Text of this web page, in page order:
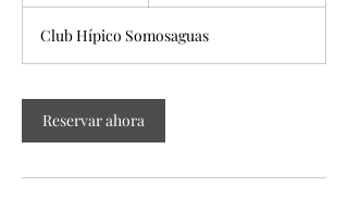
Club Hípico Somosaguas
Reservar ahora